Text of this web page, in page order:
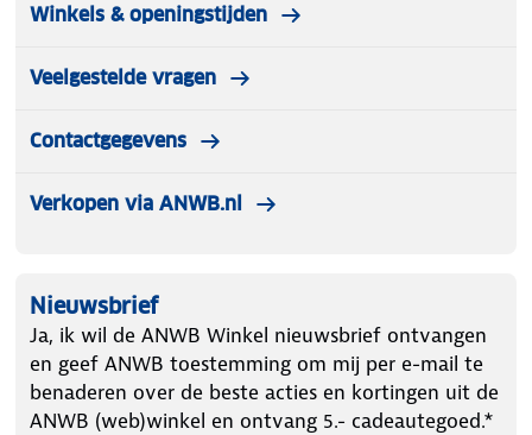
Winkels & openingstijden
Veelgestelde vragen
Contactgegevens
Verkopen via ANWB.nl
Nieuwsbrief
Ja, ik wil de ANWB Winkel nieuwsbrief ontvangen
en geef ANWB toestemming om mij per e-mail te
benaderen over de beste acties en kortingen uit de
ANWB (web)winkel en ontvang 5.- cadeautegoed.*